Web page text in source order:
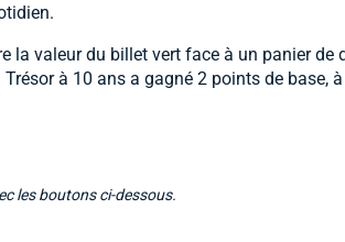
la valeur du billet vert face à un panier de
à 10 ans a gagné 2 points de base, à
les boutons ci-dessous.